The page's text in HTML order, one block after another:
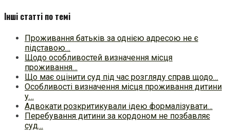
Інші статті по темі
Проживання батьків за однією адресою не є
підставою…
Щодо особливостей визначення місця
проживання…
Що має оцінити суд під час розгляду справ щодо…
Особливості визначення місця проживання дитини
у…
Адвокати розкритикували ідею формалізувати…
Перебування дитини за кордоном не позбавляє
суд…